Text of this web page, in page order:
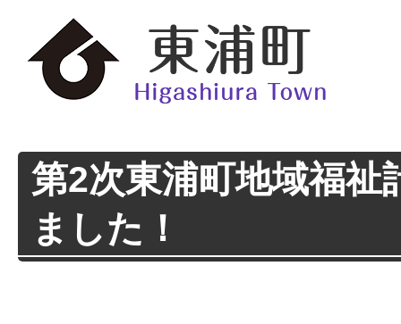
第2次東浦町地域福祉
ました！